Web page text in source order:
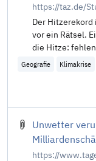
Der
vor ein Rätsel.
die Hitze:
Geografie Klimakrise
Unwetter